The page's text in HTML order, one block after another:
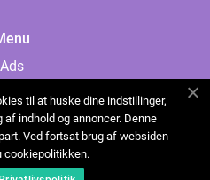
Ads
til at huske dine indstillinger,
indhold og annoncer. Denne
Ved fortsat brug af websiden
cookiepolitikken.